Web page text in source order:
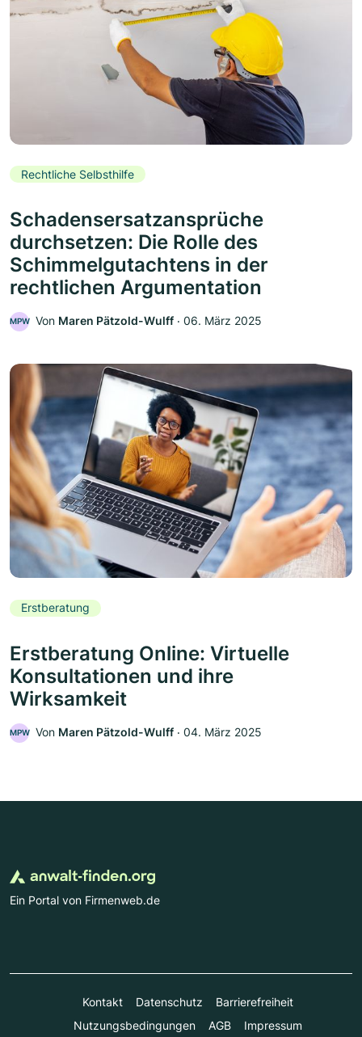
Rechtliche Selbsthilfe
Schadensersatzansprüche
durchsetzen: Die Rolle des
Schimmelgutachtens in der
rechtlichen Argumentation
MPW Von Maren Pätzold-Wulff ‧ 06. März 2025
Erstberatung
Erstberatung Online: Virtuelle
Konsultationen und ihre
Wirksamkeit
MPW Von Maren Pätzold-Wulff ‧ 04. März 2025
Ein Portal von Firmenweb.de
Kontakt Datenschutz
Barrierefreiheit
Nutzungsbedingungen
AGB Impressum